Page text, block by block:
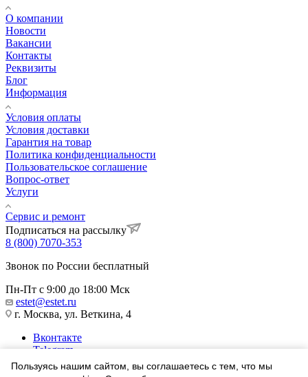
О компании
Новости
Вакансии
Контакты
Реквизиты
Блог
Информация
Условия оплаты
Условия доставки
Гарантия на товар
Политика конфиденциальности
Пользовательское соглашение
Вопрос-ответ
Услуги
Сервис и ремонт
Подписаться на рассылку
8 (800) 7070-353
Звонок по России бесплатный
Пн-Пт с 9:00 до 18:00 Мск
estet@estet.ru
г. Москва, ул. Веткина, 4
Вконтакте
Telegram
Одноклассники
WhatsApp
Пользуясь нашим сайтом, вы соглашаетесь с тем, что мы